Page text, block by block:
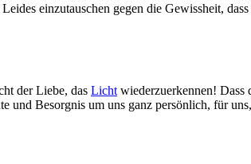
einzutauschen gegen die Gewissheit,
der Liebe, das Licht wiederzuerkennen! Dass
und Besorgnis um uns ganz persönlich, für